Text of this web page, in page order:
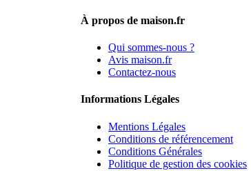
À propos de maison.fr
Qui sommes-nous ?
Avis maison.fr
Contactez-nous
Informations Légales
Mentions Légales
Conditions de référencement
Conditions Générales
Politique de gestion des cookies